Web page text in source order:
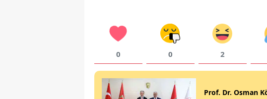
0 0 2
Prof. Dr. Osman